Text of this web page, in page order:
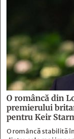
O româncă din
premierului
pentru Keir
O româncă stabilită